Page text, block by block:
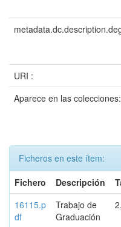
URI :
Aparece en las colecciones:
Ficheros en este ítem:
Fichero
Descripción
16115.p
df
Trabajo de
Graduación